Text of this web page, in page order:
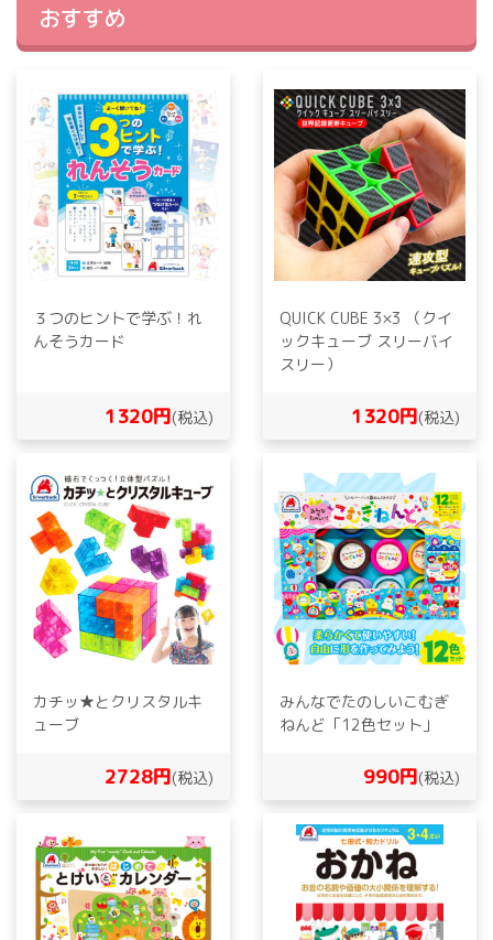
おすすめ
３つのヒントで学ぶ！れ
んそうカード
1320円(税込)
QUICK CUBE 3×3 （クイ
ックキューブ スリーバイ
スリー）
1320円(税込)
カチッ★とクリスタルキ
ューブ
2728円(税込)
みんなでたのしいこむぎ
ねんど「12色セット」
990円(税込)